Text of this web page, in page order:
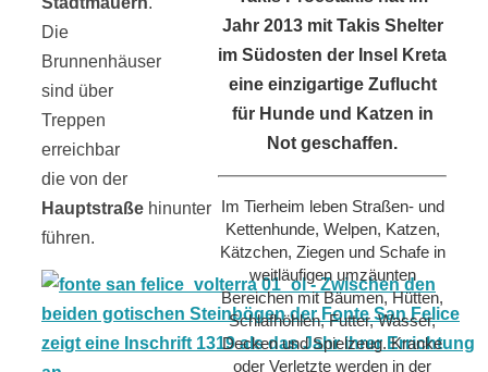
Die
Brunnenhäuser
sind über
Treppen
erreichbar
die von der
Hauptstraße hinunter
führen.
Jahr 2013 mit Takis Shelter
im Südosten der Insel Kreta
eine einzigartige Zuflucht
für Hunde und Katzen in
Not geschaffen.
Im Tierheim leben Straßen- und
Kettenhunde, Welpen, Katzen,
Kätzchen, Ziegen und Schafe in
weitläufigen umzäunten
Bereichen mit Bäumen, Hütten,
Schlafhöhlen, Futter, Wasser,
Decken und Spielzeug. Kranke
oder Verletzte werden in der